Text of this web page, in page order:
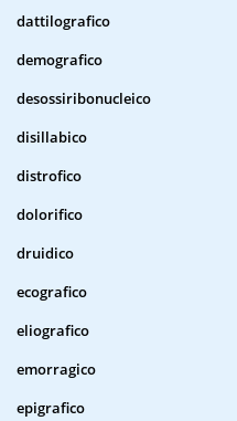
dattilografico
demografico
desossiribonucleico
disillabico
distrofico
dolorifico
druidico
ecografico
eliografico
emorragico
epigrafico